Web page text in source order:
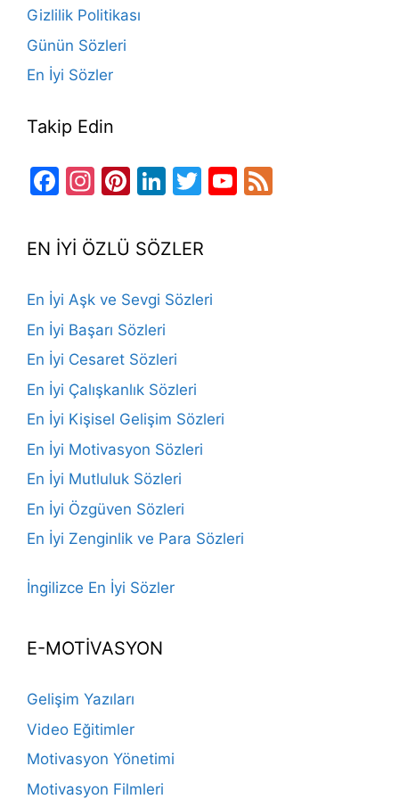
Gizlilik Politikası
Günün Sözleri
En İyi Sözler
Takip Edin
Facebook
Instagram
Pinterest
LinkedIn
TwitterYouTube
EN İYİ ÖZLÜ SÖZLER
En İyi Aşk ve Sevgi Sözleri
En İyi Başarı Sözleri
En İyi Cesaret Sözleri
En İyi Çalışkanlık Sözleri
En İyi Kişisel Gelişim Sözleri
En İyi Motivasyon Sözleri
En İyi Mutluluk Sözleri
En İyi Özgüven Sözleri
En İyi Zenginlik ve Para Sözleri
İngilizce En İyi Sözler
E-MOTİVASYON
Gelişim Yazıları
Video Eğitimler
Motivasyon Yönetimi
Motivasyon Filmleri